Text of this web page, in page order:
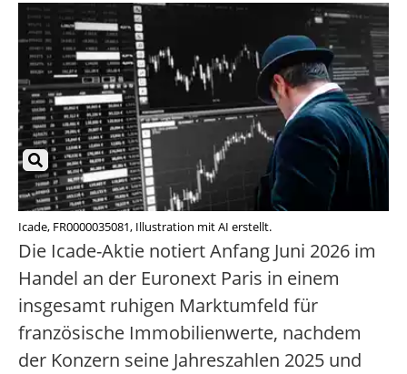
Icade, FR0000035081, Illustration mit AI erstellt.
Die Icade-Aktie notiert Anfang Juni 2026 im
Handel an der Euronext Paris in einem
insgesamt ruhigen Marktumfeld für
französische Immobilienwerte, nachdem
der Konzern seine Jahreszahlen 2025 und